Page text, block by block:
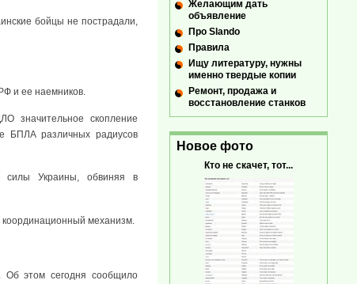
бойцы не пострадали,
и ее наемников.
значительное скопление
БПЛА различных радиусов
силы Украины, обвиняя в
механизм.
этом сегодня сообщило
Желающим дать
объявление
Про Slando
Правила
Ищу литературу, нужны
именно твердые копии
Ремонт, продажа и
восстановление станков
Новое фото
Кто не скачет, тот...